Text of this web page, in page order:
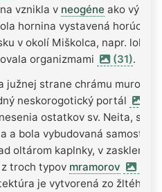
vznikla v neogéne ako
hornina vystavená horúcim
v okolí Miškolca, napr.
organizmami
(31).
južnej strane chrámu
neskorogotický portál
ostatkov sv. Neita, sa
a bola vybudovaná
oltárom kaplnky, v zasklenej
troch typov mramorov (20)
je vytvorená zo žltého